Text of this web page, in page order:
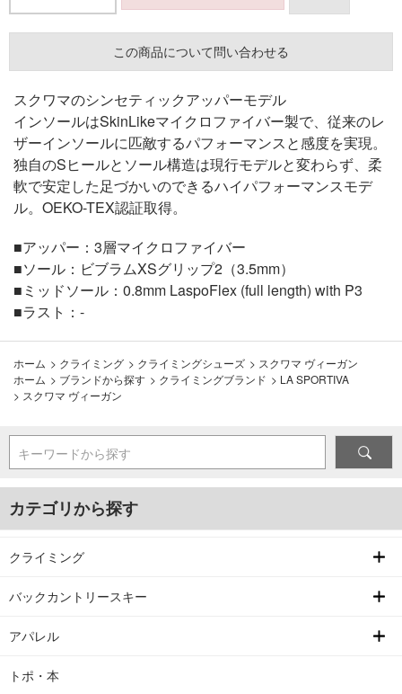
この商品について問い合わせる
スクワマのシンセティックアッパーモデル
インソールはSkinLikeマイクロファイバー製で、従来のレ
ザーインソールに匹敵するパフォーマンスと感度を実現。
独自のSヒールとソール構造は現行モデルと変わらず、柔
軟で安定した足づかいのできるハイパフォーマンスモデ
ル。OEKO-TEX認証取得。
■アッパー：3層マイクロファイバー
■ソール：ビブラムXSグリップ2（3.5mm）
■ミッドソール：0.8mm LaspoFlex (full length) with P3
■ラスト：-
ホーム > クライミング > クライミングシューズ > スクワマ ヴィーガン
ホーム > ブランドから探す > クライミングブランド > LA SPORTIVA
> スクワマ ヴィーガン
キーワードから探す
カテゴリから探す
クライミング
バックカントリースキー
アパレル
トポ・本